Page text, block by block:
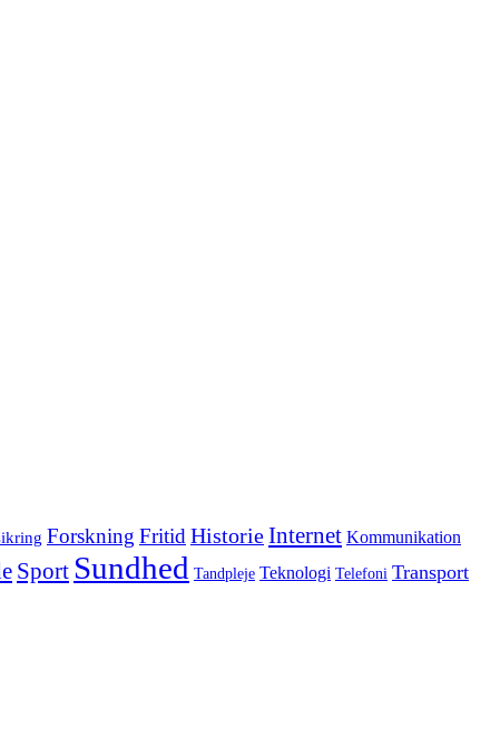
Forskning Fritid HistorieInternet Kommunikation
Sport Sundhed Tandpleje Teknologi Telefoni Transport